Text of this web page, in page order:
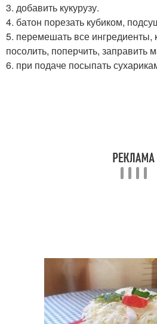
3. добавить кукурузу.
4. батон порезать кубиком,
5. перемешать все ингредиенты,
посолить, поперчить, заправить
6. при подаче посыпать